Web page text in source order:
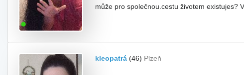
může pro společnou.cestu životem existujes?
kleopatrá (46) Plzeň